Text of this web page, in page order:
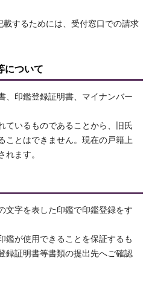
するためには、受付窓口での請求
について
、印鑑登録証明書、マイナンバー
ているものであることから、旧氏
ことはできません。現在の戸籍上
れます。
文字を表した印鑑で印鑑登録をす
鑑が使用できることを保証するも
録証明書等書類の提出先へご確認